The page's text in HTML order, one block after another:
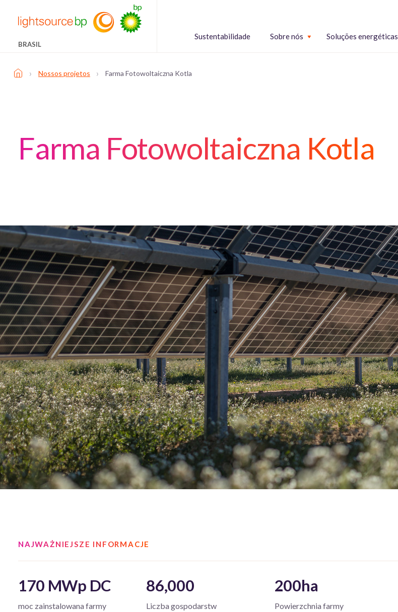
BRASIL
Sustentabilidade Sobre nós Soluções energéticas
› Nossos projetos › Farma Fotowoltaiczna Kotla
Farma Fotowoltaiczna Kotla
NAJWAŻNIEJSZE INFORMACJE
170 MWp DC
moc zainstalowana farmy
86,000
Liczba gospodarstw
200ha
Powierzchnia farmy